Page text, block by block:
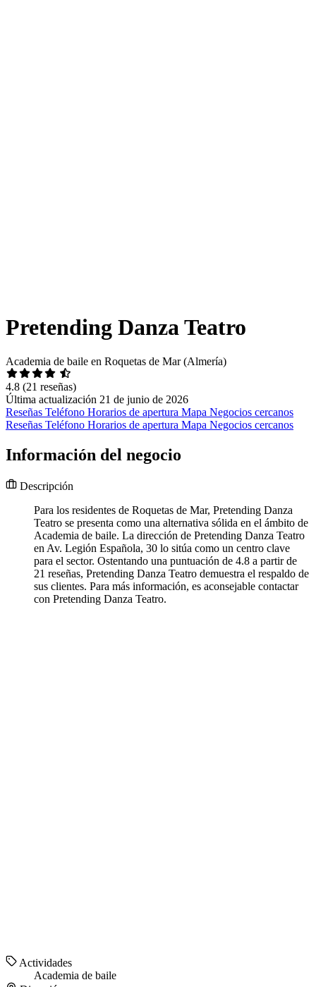
Pretending Danza Teatro
Academia de baile en Roquetas de Mar (Almería)
4.8 (21 reseñas)
Última actualización 21 de junio de 2026
Reseñas Teléfono Horarios de apertura Mapa Negocios cercanos
Reseñas Teléfono Horarios de apertura Mapa Negocios cercanos
Información del negocio
Descripción
Para los residentes de Roquetas de Mar, Pretending Danza
Teatro se presenta como una alternativa sólida en el ámbito de
Academia de baile. La dirección de Pretending Danza Teatro
en Av. Legión Española, 30 lo sitúa como un centro clave
para el sector. Ostentando una puntuación de 4.8 a partir de
21 reseñas, Pretending Danza Teatro demuestra el respaldo de
sus clientes. Para más información, es aconsejable contactar
con Pretending Danza Teatro.
Actividades
Academia de baile